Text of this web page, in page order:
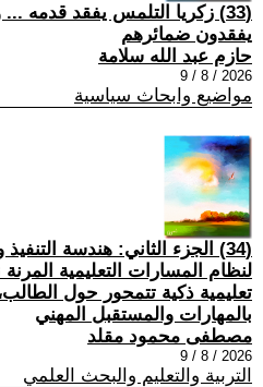
(33) زكريا التلمس يفقد قدمه
يفقدون ضمائرهم
حازم عبد الله سلامة
2026 / 8 / 9
مواضيع وابحاث سياسية
(34) الجزء الثاني: هندسة
لنظام المسارات التعليمية
تعليمية ذكية تتمحور حول
بالمهارات والمستقبل المهني
مصطفى محمود مقلد
2026 / 8 / 9
التربية والتعليم والبحث العلمي